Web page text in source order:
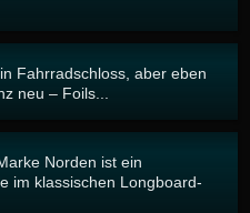
Fahrradschloss, aber eben
neu – Foils...
Norden ist ein
im klassischen Longboard-